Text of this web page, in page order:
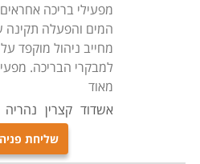
במסגרת קורס מפעילי בריכות
והניהול, תפעול של תהליכים
ותחזוקת הבריכה ועבודה מול
ספקים, מתרחצים ורשויות
תחומי הלימוד בקורס נחלקים
הנדרשת. בתחום המים נלמדת
על איכות המים, השימוש בחומרי
מפעילי בריכה
המים והפעלה תקינה
מחייב ניהול מוקפד
למבקרי הבריכה.
מאוד
אשדוד קצרין נהריה
שליחת פניה